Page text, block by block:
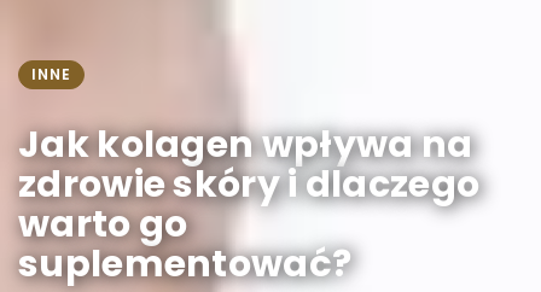
INNE
Jak kolagen wpływa na
zdrowie skóry i dlaczego
warto go
suplementować?